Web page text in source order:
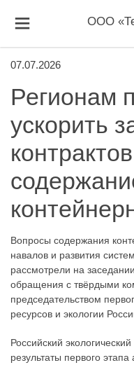
ООО
07.07.2026
Регионам
ускорить
Вопросы содержания
навалов и развития
рассмотрели на
обращения с твёрдыми
председательством
ресурсов и экологии
Российский
результаты первого